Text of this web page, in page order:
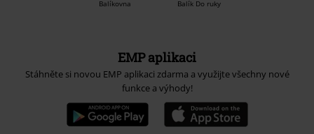
Balíkovna Balík Do ruky
EMP aplikaci
Stáhněte si novou EMP aplikaci zdarma a využijte všechny nové
funkce a výhody!